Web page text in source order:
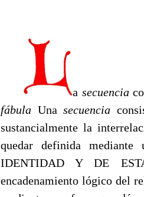
a secuencia
fábula Unasecuencia
sustancialmente la
quedar definida
IDENTIDAD Y DE
encadenamiento lógico del